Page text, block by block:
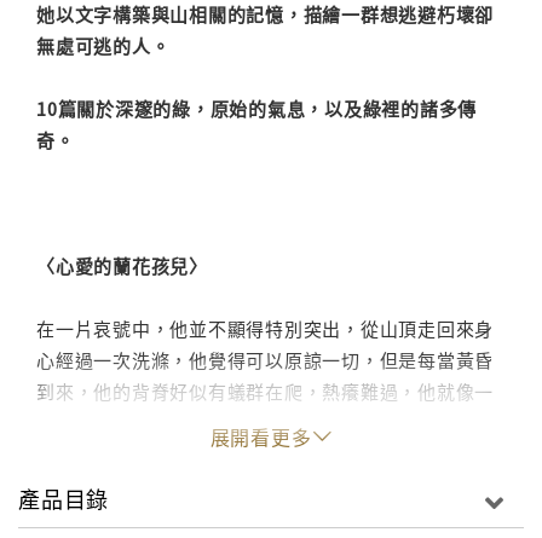
她以文字構築與山相關的記憶，描繪一群想逃避朽壞卻
無處可逃的人。
10篇關於深邃的綠，原始的氣息，以及綠裡的諸多傳
奇。
〈心愛的蘭花孩兒〉
在一片哀號中，他並不顯得特別突出，從山頂走回來身
心經過一次洗滌，他覺得可以原諒一切，但是每當黃昏
到來，他的背脊好似有蟻群在爬，熱癢難過，他就像一
列脫軌的火車，斜倒在地，跟這個世界錯位挪移。
展開看更多
產品目錄